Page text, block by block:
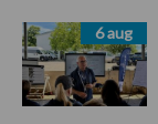
6 aug